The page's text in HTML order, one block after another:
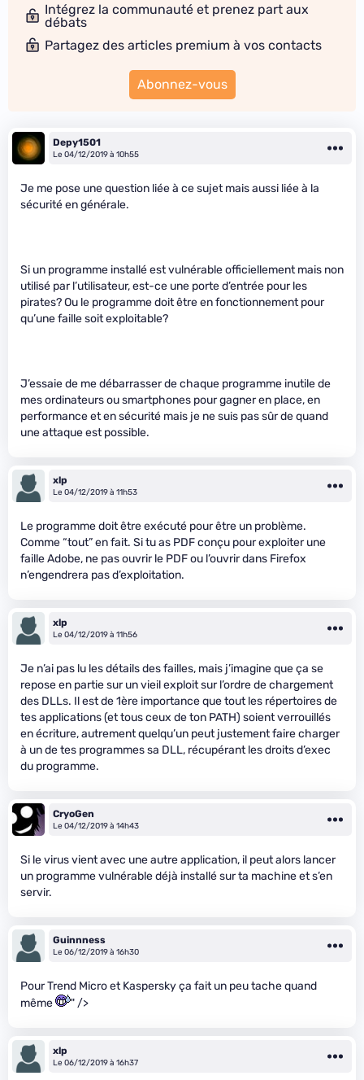
Intégrez la communauté et prenez part aux
débats
Partagez des articles premium à vos contacts
Abonnez-vous
Depy1501
Le 04/12/2019 à 10h55
Je me pose une question liée à ce sujet mais aussi liée à la
sécurité en générale.
Si un programme installé est vulnérable officiellement mais non
utilisé par l’utilisateur, est-ce une porte d’entrée pour les
pirates? Ou le programme doit être en fonctionnement pour
qu’une faille soit exploitable?
J’essaie de me débarrasser de chaque programme inutile de
mes ordinateurs ou smartphones pour gagner en place, en
performance et en sécurité mais je ne suis pas sûr de quand
une attaque est possible.
xlp
Le 04/12/2019 à 11h53
Le programme doit être exécuté pour être un problème.
Comme “tout” en fait. Si tu as PDF conçu pour exploiter une
faille Adobe, ne pas ouvrir le PDF ou l’ouvrir dans Firefox
n’engendrera pas d’exploitation.
xlp
Le 04/12/2019 à 11h56
Je n’ai pas lu les détails des failles, mais j’imagine que ça se
repose en partie sur un vieil exploit sur l’ordre de chargement
des DLLs. Il est de 1ère importance que tout les répertoires de
tes applications (et tous ceux de ton PATH) soient verrouillés
en écriture, autrement quelqu’un peut justement faire charger
à un de tes programmes sa DLL, récupérant les droits d’exec
du programme.
CryoGen
Le 04/12/2019 à 14h43
Si le virus vient avec une autre application, il peut alors lancer
un programme vulnérable déjà installé sur ta machine et s’en
servir.
Guinnness
Le 06/12/2019 à 16h30
Pour Trend Micro et Kaspersky ça fait un peu tache quand
même
" />
xlp
Le 06/12/2019 à 16h37